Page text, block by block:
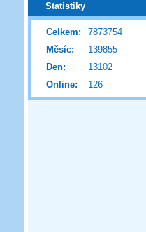
Statistiky
Online: 126
Celkem:
7873754
Měsíc:
139855
Den:
13102